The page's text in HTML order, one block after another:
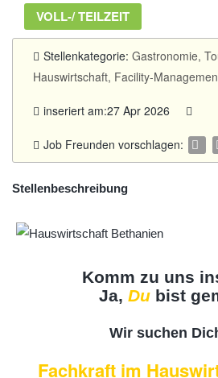
VOLL-/ TEILZEIT
Stellenkategorie: Gastronomie,
Hauswirtschaft, Facility-
inseriert am:27 Apr 2026
Job Freunden vorschlagen:
Stellenbeschreibung
Komm zu uns
Ja, Dubist
Wir suchen
Fachkraft im